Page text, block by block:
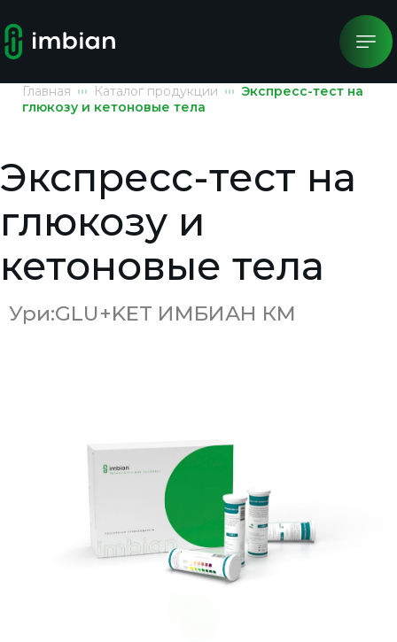
Главная Каталог продукции
Экспресс-тест на
глюкозу и кетоновые тела
Экспресс-тест на
глюкозу и
кетоновые тела
Ури:GLU+KET ИМБИАН КМ